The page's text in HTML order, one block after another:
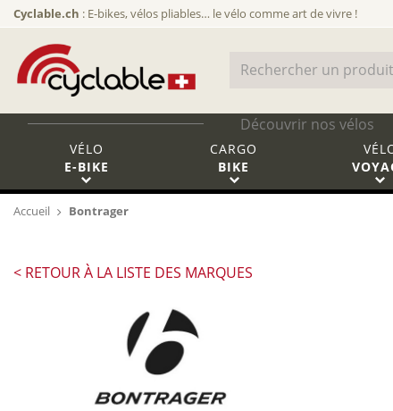
Cyclable.ch : E-bikes, vélos pliables… le vélo comme art de vivre !
Découvrir nos vélos
VÉLO
E-BIKE
CARGO
BIKE
Accueil Bontrager
< RETOUR À LA LISTE DES MARQUES